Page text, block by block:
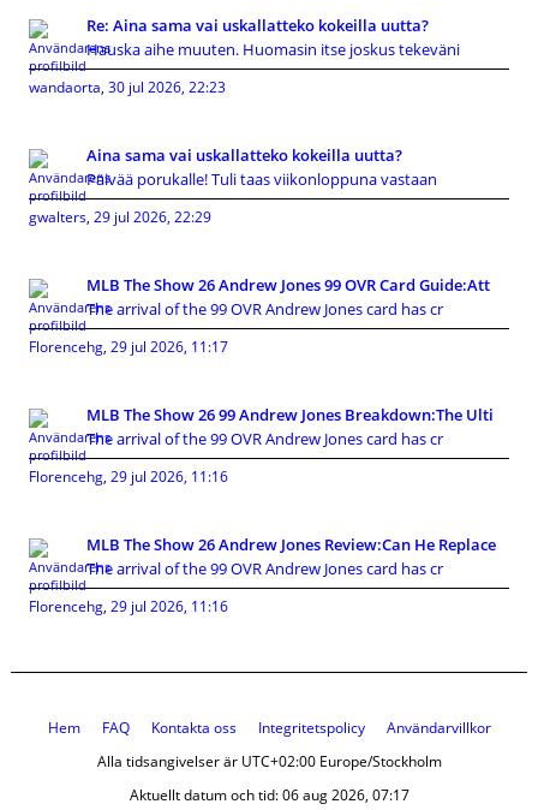
Re: Aina sama vai uskallatteko kokeilla uutta?
Hauska aihe muuten. Huomasin itse joskus tekeväni
wandaorta, 30 jul 2026, 22:23
Aina sama vai uskallatteko kokeilla uutta?
Päivää porukalle! Tuli taas viikonloppuna vastaan
gwalters, 29 jul 2026, 22:29
MLB The Show 26 Andrew Jones 99 OVR Card Guide:Att
The arrival of the 99 OVR Andrew Jones card has cr
Florencehg, 29 jul 2026, 11:17
MLB The Show 26 99 Andrew Jones Breakdown:The Ulti
The arrival of the 99 OVR Andrew Jones card has cr
Florencehg, 29 jul 2026, 11:16
MLB The Show 26 Andrew Jones Review:Can He Replace
The arrival of the 99 OVR Andrew Jones card has cr
Florencehg, 29 jul 2026, 11:16
Hem FAQ Kontakta oss Integritetspolicy
Användarvillkor
Alla tidsangivelser är UTC+02:00 Europe/Stockholm
Aktuellt datum och tid: 06 aug 2026, 07:17